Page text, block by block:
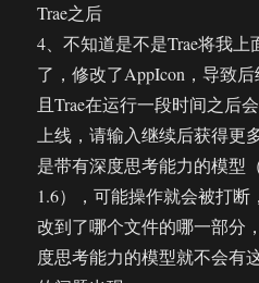
Trae之后
4、不知道是不是Trae将我
了，修改了AppIcon，导致
且Trae在运行一段时间之后
上线，请输入继续后获得更
是带有深度思考能力的模型
1.6），可能操作就会被打
改到了哪个文件的哪一部分
度思考能力的模型就不会有